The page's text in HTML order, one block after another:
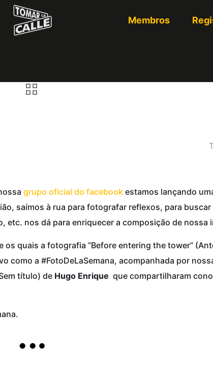
Membros
grupo oficial do facebook estamos lançando
saímos à rua para fotografar reflexos, para buscar
etc. nos dá para enriquecer a composição de nossa
quais a fotografia “Before entering the tower”
como a #FotoDeLaSemana, acompanhada por
título) de Hugo Enrique que compartilharam